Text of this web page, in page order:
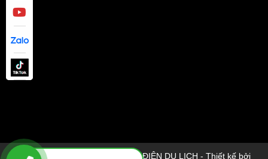
© 2026 EBUS ĐẠI CƯỜNG - XE ĐIỆN DU LỊCH - Thiết kế bởi